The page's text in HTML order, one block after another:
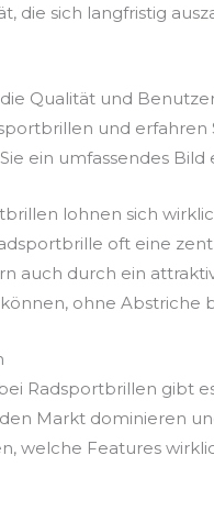
die sich langfristig
Qualität und
und erfahren
ein umfassendes Bild
lohnen sich
oft eine
auch durch ein
ohne Abstriche
Radsportbrillen gibt
Markt dominieren
welche Features